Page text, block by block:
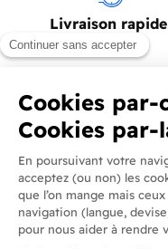
Livraison rapide
en 24/72h